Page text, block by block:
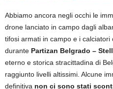
Abbiamo ancora negli occhi le
drone lanciato in campo dagli
tifosi armati in campo e i
durante Partizan Belgrado –
eterno e storica stracittadina di
raggiunto livelli altissimi. Alcune
definitiva non ci sono stati